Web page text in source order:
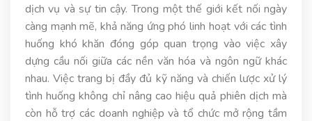
dịch vụ và sự tin cậy. Trong một thế giới kết nối ngày
càng mạnh mẽ, khả năng ứng phó linh hoạt với các tình
huống khó khăn đóng góp quan trọng vào việc xây
dựng cầu nối giữa các nền văn hóa và ngôn ngữ khác
nhau. Việc trang bị đầy đủ kỹ năng và chiến lược xử lý
tình huống không chỉ nâng cao hiệu quả phiên dịch mà
còn hỗ trợ các doanh nghiệp và tổ chức mở rộng tầm